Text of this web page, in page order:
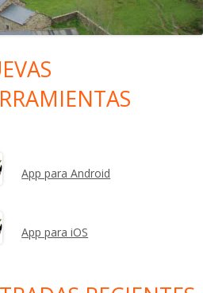
App para Android
App para iOS